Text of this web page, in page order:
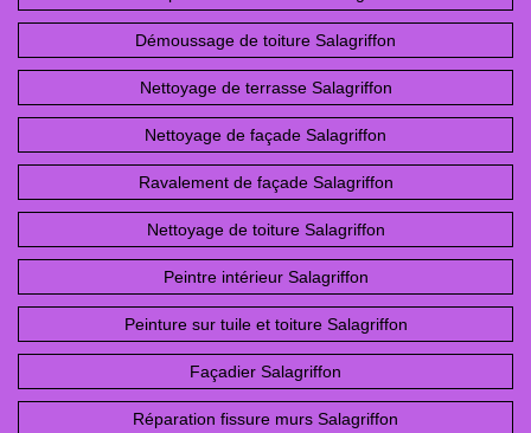
Démoussage de toiture Salagriffon
Nettoyage de terrasse Salagriffon
Nettoyage de façade Salagriffon
Ravalement de façade Salagriffon
Nettoyage de toiture Salagriffon
Peintre intérieur Salagriffon
Peinture sur tuile et toiture Salagriffon
Façadier Salagriffon
Réparation fissure murs Salagriffon